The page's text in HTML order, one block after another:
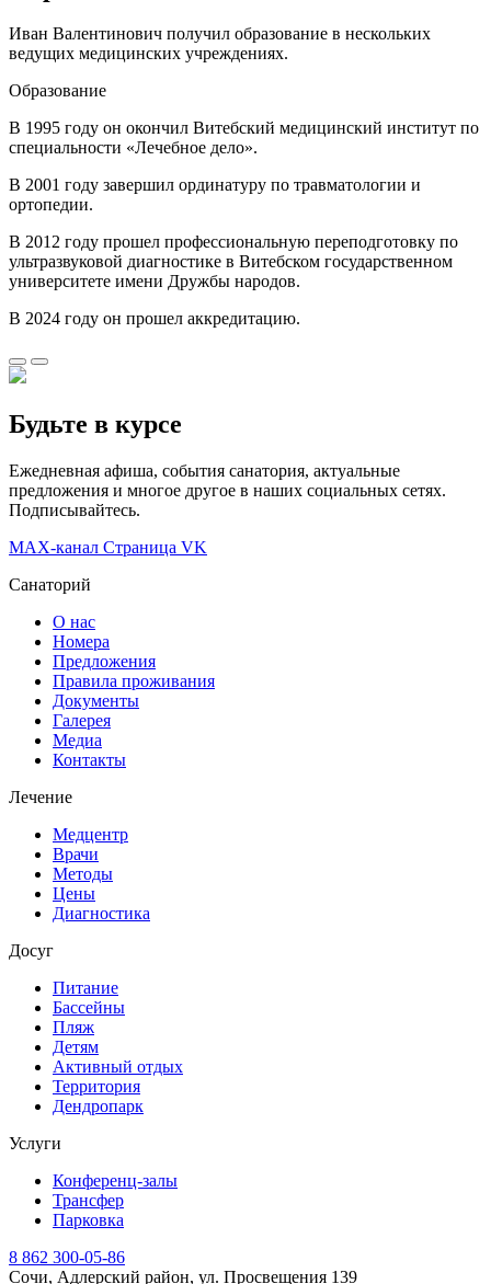
Иван Валентинович получил образование в нескольких
ведущих медицинских учреждениях.
Образование
В 1995 году он окончил Витебский медицинский институт по
специальности «Лечебное дело».
В 2001 году завершил ординатуру по травматологии и
ортопедии.
В 2012 году прошел профессиональную переподготовку по
ультразвуковой диагностике в Витебском государственном
университете имени Дружбы народов.
В 2024 году он прошел аккредитацию.
Будьте в курсе
Ежедневная афиша, события санатория, актуальные
предложения и многое другое в наших социальных сетях.
Подписывайтесь.
MAX-канал Страница VK
Санаторий
О нас
Номера
Предложения
Правила проживания
Документы
Галерея
Медиа
Контакты
Лечение
Медцентр
Врачи
Методы
Цены
Диагностика
Досуг
Питание
Бассейны
Пляж
Детям
Активный отдых
Территория
Дендропарк
Услуги
Конференц-залы
Трансфер
Парковка
8 862 300-05-86
Сочи, Адлерский район, ул. Просвещения 139